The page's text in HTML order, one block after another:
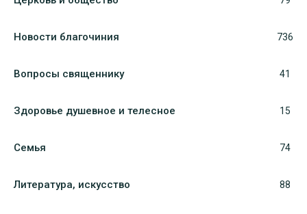
Новости благочиния 736
Вопросы священнику 41
Здоровье душевное и телесное 15
Семья 74
Литература, искуcство 88